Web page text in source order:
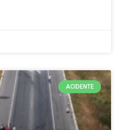
ACIDENTE